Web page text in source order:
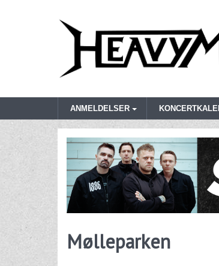
ANMELDELSER
Mølleparken